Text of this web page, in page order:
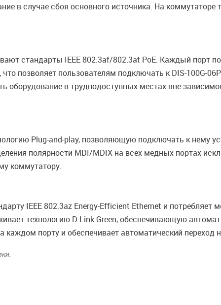
в случае сбоя основного источника. На
стандарты IEEE 802.3af/802.3at PoE. Каждый порт
позволяет пользователям подключать к DIS-100G-
оборудование в труднодоступных местах вне
Plug-and-play, позволяющую подключать к нему
полярности MDI/MDIX на всех медных портах
коммутатору.
IEEE 802.3az Energy-Efficient Ethernet и
технологию D-Link Green, обеспечивающую
каждом порту и обеспечивает автоматический